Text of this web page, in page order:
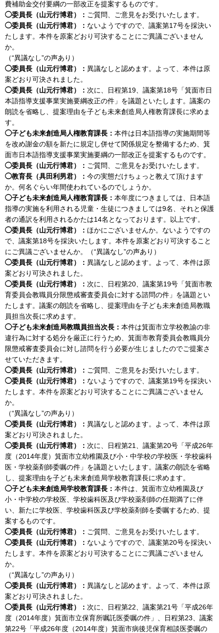
費補助金交付要綱の一部改正を提案するものです。
◯委員長（山元行博君）： ご質問、ご意見をお受けいたします。
◯委員長（山元行博君）： ないようですので、議案第17号を採決い
たします。本件を原案どおり可決することにご異議ございません
か。
（“異議なし”の声あり）
◯委員長（山元行博君）： 異議なしと認めます。よって、本件は原
案どおり可決されました。
◯委員長（山元行博君）： 次に、日程第19、議案第18号「箕面市日
本語指導支援事業実施要綱改正の件」を議題といたします。議案の
朗読を省略し、提案理由を子ども未来創造局人権教育課長に求めま
す。
◯子ども未来創造局人権教育課長： 本件は日本語指導の実施期間等
を改め謝金の額を新たに規定し併せて関係規定を整備するため、箕
面市日本語指導支援事業実施要綱の一部改正を提案するものです。
◯委員長（山元行博君）： ご質問、ご意見をお受けいたします。
◯教育長（具田利男君）： 今の実態だけちょっと教えて頂けます
か。何名ぐらい年間使われているのでしょうか。
◯子ども未来創造局人権教育課長： 本年度につきましては、日本語
指導の実施を利用される児童・生徒につきましては9名、それと保護
者の通訳を利用されるかたは14名となっております。以上です。
◯委員長（山元行博君）： ほかにございませんか。ないようですの
で、議案第18号を採決いたします。本件を原案どおり可決すること
にご異議ございませんか。（“異議なし”の声あり）
◯委員長（山元行博君）： 異議なしと認めます。よって、本件は原
案どおり可決されました。
◯委員長（山元行博君）： 次に、日程第20、議案第19号「箕面市教
育委員会教職員分限懲戒審査委員会に対する諮問の件」を議題とい
たします。議案の朗読を省略し、提案理由を子ども未来創造局教職
員担当次長に求めます。
◯子ども未来創造局教職員担当次長： 本件は箕面市立学校教諭の非
違行為に対する処分を厳正に行うため、箕面市教育委員会教職員分
限懲戒審査委員会に対し諮問を行う必要が生じましたのでご提案さ
せていただきます。
◯委員長（山元行博君）： ご質問、ご意見をお受けいたします。
◯委員長（山元行博君）： ないようですので、議案第19号を採決い
たします。本件を原案どおり可決することにご異議ございません
か。
（“異議なし”の声あり）
◯委員長（山元行博君）： 異議なしと認めます。よって、本件は原
案どおり可決されました。
◯委員長（山元行博君）： 次に、日程第21、議案第20号「平成26年
度（2014年度）箕面市立幼稚園及び小・中学校の学校医・学校歯科
医・学校薬剤師委嘱の件」を議題といたします。議案の朗読を省略
し、提案理由を子ども未来創造局学校教育課長に求めます。
◯子ども未来創造局学校教育課長： 本件は、箕面市立幼稚園及び
小・中学校の学校医、学校歯科医及び学校薬剤師の任期満了に伴
い、新たに学校医、学校歯科医及び学校薬剤師を委嘱するため、提
案するものです。
◯委員長（山元行博君）： ご質問、ご意見をお受けいたします。
◯委員長（山元行博君）： ないようですので、議案第20号を採決い
たします。本件を原案どおり可決することにご異議ございません
か。
（“異議なし”の声あり）
◯委員長（山元行博君）： 異議なしと認めます。よって、本件は原
案どおり可決されました。
◯委員長（山元行博君）： 次に、日程第22、議案第21号「平成26年
度（2014年度）箕面市立保育所嘱託医委嘱の件」、日程第23、議案
第22号「平成26年度（2014年度）箕面市病後児保育相談医委嘱の